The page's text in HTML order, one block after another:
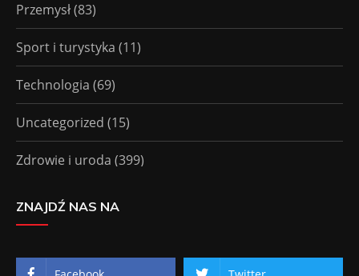
Przemysł(83)
Sport i turystyka (11)
Technologia (69)
Uncategorized (15)
Zdrowie i uroda (399)
ZNAJDŹ NAS NA